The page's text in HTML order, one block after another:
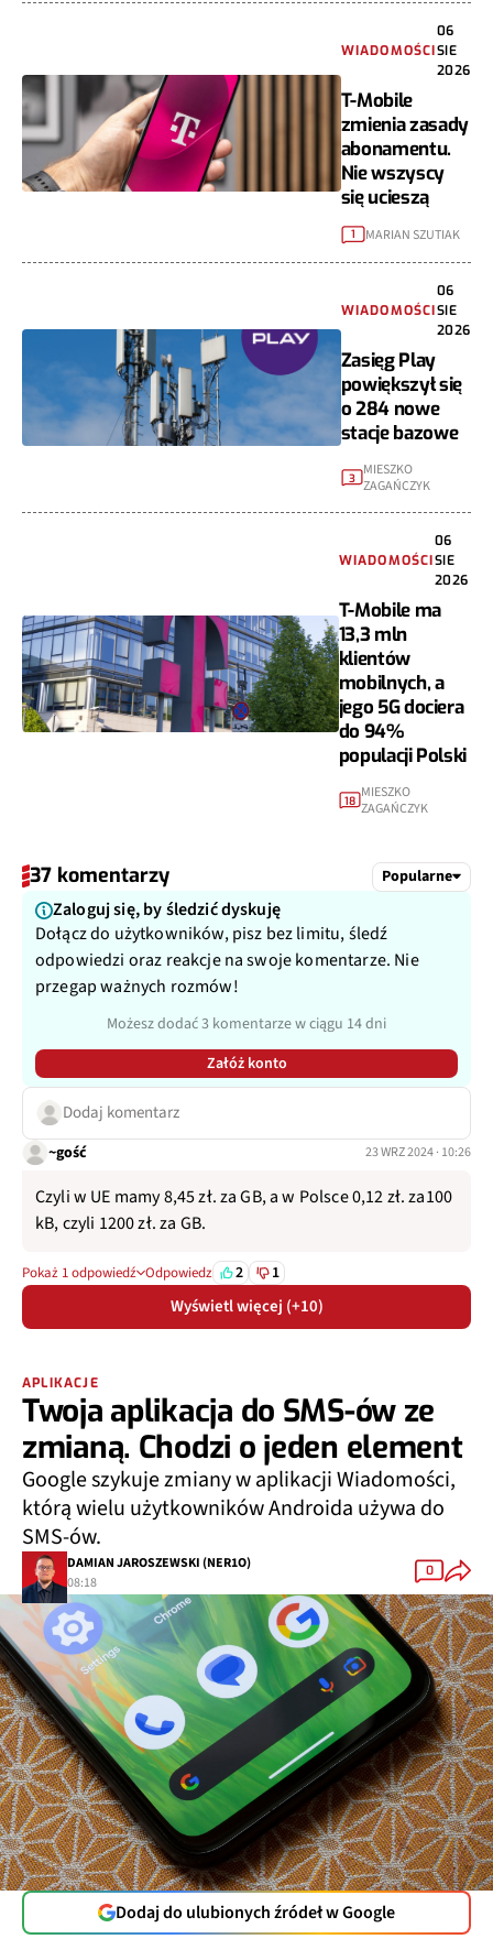
WIADOMOŚCI
06
SIE
2026
T-Mobile
zmienia zasady
abonamentu.
Nie wszyscy
się ucieszą
1 MARIAN SZUTIAK
WIADOMOŚCI
06
SIE
2026
Zasięg Play
powiększył się
o 284 nowe
stacje bazowe
3 MIESZKO
ZAGAŃCZYK
WIADOMOŚCI
06
SIE
2026
T-Mobile ma
13,3 mln
klientów
mobilnych, a
jego 5G dociera
do 94%
populacji Polski
18 MIESZKO
ZAGAŃCZYK
37 komentarzy Popularne
Zaloguj się, by śledzić dyskuję
Dołącz do użytkowników, pisz bez limitu, śledź
odpowiedzi oraz reakcje na swoje komentarze. Nie
przegap ważnych rozmów!
Możesz dodać 3 komentarze w ciągu 14 dni
Załóż konto
Dodaj komentarz
~gość 23 WRZ 2024 · 10:26
Czyli w UE mamy 8,45 zł. za GB, a w Polsce 0,12 zł. za100
kB, czyli 1200 zł. za GB.
Pokaż 1 odpowiedź Odpowiedz 2 1
Wyświetl więcej (+10)
APLIKACJE
Twoja aplikacja do SMS-ów ze
zmianą. Chodzi o jeden element
Google szykuje zmiany w aplikacji Wiadomości,
którą wielu użytkowników Androida używa do
SMS-ów.
DAMIAN JAROSZEWSKI (NER1O)
08:18
0
Dodaj do ulubionych źródeł w Google